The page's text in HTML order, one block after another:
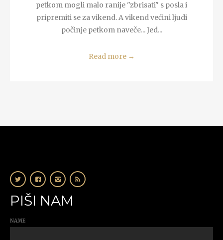
petkom mogli malo ranije "zbrisati" s posla i
pripremiti se za vikend. A vikend većini ljudi
počinje petkom naveče... Jed...
Read more →
PIŠI NAM
NAME